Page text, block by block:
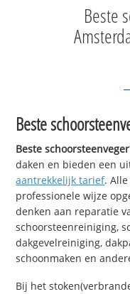
Beste
Beste
Beste schoorsteenveger
daken en bieden een
aantrekkelijk tarief.
professionele wijze
denken aan reparatie
schoorsteenreiniging,
dakgevelreiniging,
schoonmaken en
Bij het